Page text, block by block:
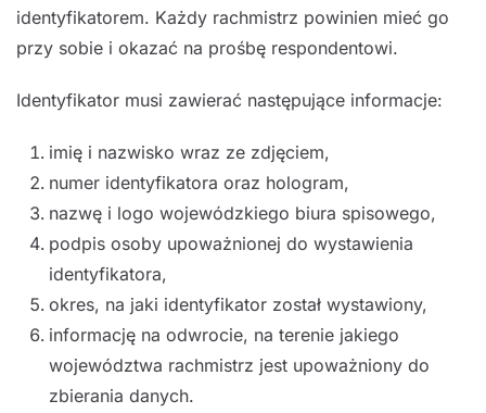
identyfikatorem. Każdy rachmistrz powinien mieć go
przy sobie i okazać na prośbę respondentowi.
Identyfikator musi zawierać następujące informacje:
imię i nazwisko wraz ze zdjęciem,
numer identyfikatora oraz hologram,
nazwę i logo wojewódzkiego biura spisowego,
podpis osoby upoważnionej do wystawienia
identyfikatora,
okres, na jaki identyfikator został wystawiony,
informację na odwrocie, na terenie jakiego
województwa rachmistrz jest upoważniony do
zbierania danych.